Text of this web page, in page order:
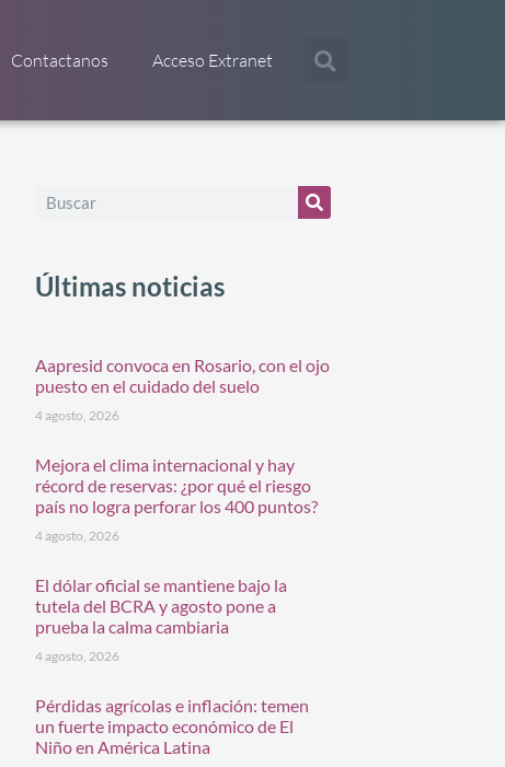
Contactanos Acceso Extranet
Últimas noticias
Aapresid convoca en Rosario, con el ojo
puesto en el cuidado del suelo
4 agosto, 2026
Mejora el clima internacional y hay
récord de reservas: ¿por qué el riesgo
país no logra perforar los 400 puntos?
4 agosto, 2026
El dólar oficial se mantiene bajo la
tutela del BCRA y agosto pone a
prueba la calma cambiaria
4 agosto, 2026
Pérdidas agrícolas e inflación: temen
un fuerte impacto económico de El
Niño en América Latina